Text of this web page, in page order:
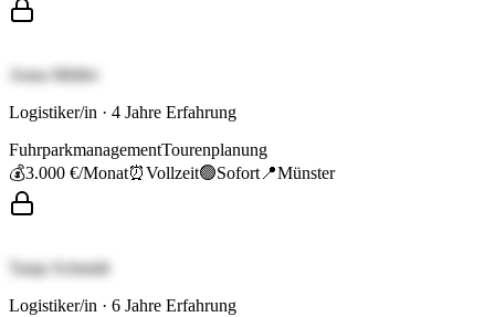
Anna Müller
Logistiker/in · 4 Jahre Erfahrung
FuhrparkmanagementTourenplanung
💰3.000 €/Monat⏰Vollzeit🟢Sofort 📍Münster
Tanja Schmidt
Logistiker/in · 6 Jahre Erfahrung